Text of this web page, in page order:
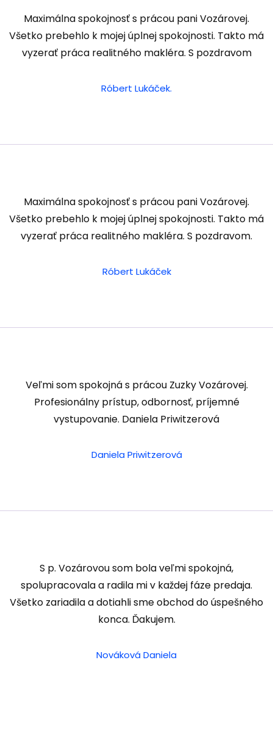
Maximálna spokojnosť s prácou pani Vozárovej.
Všetko prebehlo k mojej úplnej spokojnosti. Takto má
vyzerať práca realitného makléra. S pozdravom
Róbert Lukáček.
Maximálna spokojnosť s prácou pani Vozárovej.
Všetko prebehlo k mojej úplnej spokojnosti. Takto má
vyzerať práca realitného makléra. S pozdravom.
Róbert Lukáček
Veľmi som spokojná s prácou Zuzky Vozárovej.
Profesionálny prístup, odbornosť, príjemné
vystupovanie. Daniela Priwitzerová
Daniela Priwitzerová
S p. Vozárovou som bola veľmi spokojná,
spolupracovala a radila mi v každej fáze predaja.
Všetko zariadila a dotiahli sme obchod do úspešného
konca. Ďakujem.
Nováková Daniela